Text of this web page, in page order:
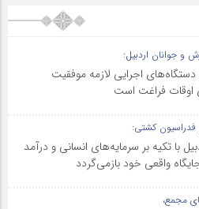
و جوانان اردبیل:
دستگاه‌های اجرایی لازمه موفقیت
اوقات فراغت است
کشتی:
با تکیه بر سرمایه‌های انسانی و درآمد
واقعی خود بازمی‌گردد
مجمع،